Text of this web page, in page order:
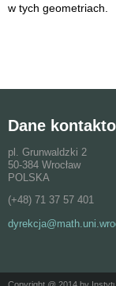
w tych geometriach.
Dane
pl. Grunwaldzki 2
50-384 Wrocław
POLSKA
(+48) 71 37 57 401